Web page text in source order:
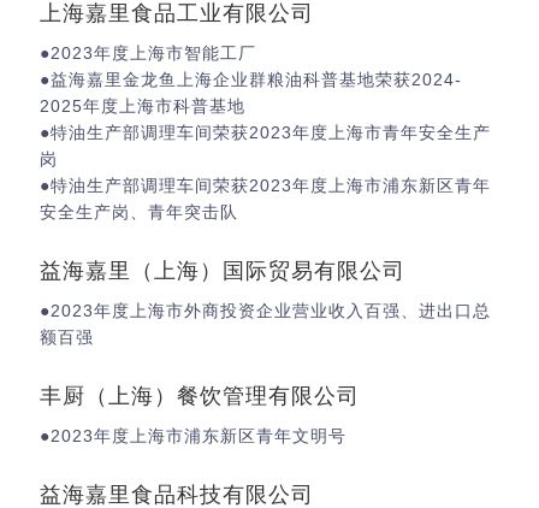
上海嘉里食品工业有限公司
●2023年度上海市智能工厂
●益海嘉里金龙鱼上海企业群粮油科普基地荣获2024-
2025年度上海市科普基地
●特油生产部调理车间荣获2023年度上海市青年安全生产
岗
●特油生产部调理车间荣获2023年度上海市浦东新区青年
安全生产岗、青年突击队
益海嘉里（上海）国际贸易有限公司
●2023年度上海市外商投资企业营业收入百强、进出口总
额百强
丰厨（上海）餐饮管理有限公司
●2023年度上海市浦东新区青年文明号
益海嘉里食品科技有限公司